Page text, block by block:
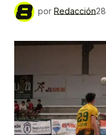
por Redacción